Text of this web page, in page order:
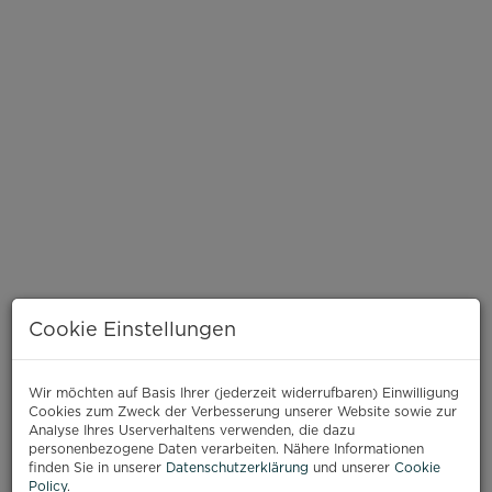
BESCHREIBUNG
Cookie Einstellungen
Wir möchten auf Basis Ihrer (jederzeit widerrufbaren) Einwilligung
Cookies zum Zweck der Verbesserung unserer Website sowie zur
Analyse Ihres Userverhaltens verwenden, die dazu
personenbezogene Daten verarbeiten. Nähere Informationen
finden Sie in unserer Datenschutzerklärung und unserer Cookie
Policy.